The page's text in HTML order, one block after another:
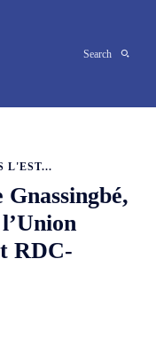
Search
L'EST...
RDC-